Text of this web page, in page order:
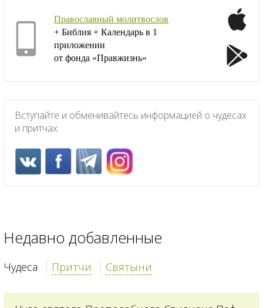
Православный молитвослов
+ Библия + Календарь в 1
приложении
от фонда «Правжизнь»
Вступайте и обменивайтесь информацией о чудесах
и притчах
Недавно добавленные
Чудеса Притчи Святыни